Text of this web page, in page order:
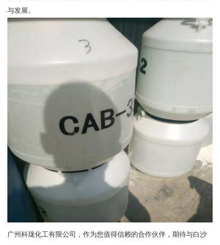
与发展。
广州科珑化工有限公司，作为您值得信赖的合作伙伴，期待与白沙